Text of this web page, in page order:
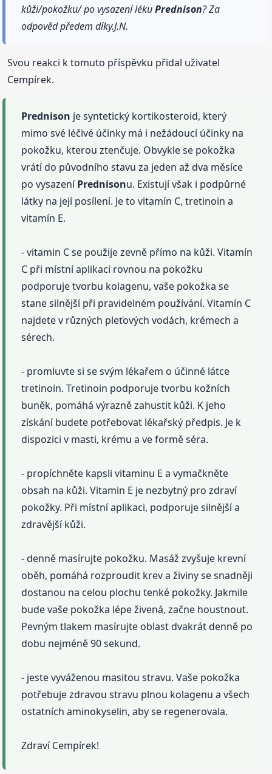
kůži/pokožku/ po vysazení lékuPrednison? Za
odpověd předem díky.J.N.
Svou reakci k tomuto příspěvku přidal uživatel
Cempírek.
Prednison je syntetický kortikosteroid, který
mimo své léčivé účinky má i nežádoucí účinky na
pokožku, kterou ztenčuje. Obvykle se pokožka
vrátí do původního stavu za jeden až dva měsíce
po vysazeníPrednisonu. Existují však i podpůrné
látky na její posílení. Je to vitamín C, tretinoin a
vitamín E.
- vitamin C se použije zevně přímo na kůži. Vitamín
C při místní aplikaci rovnou na pokožku
podporuje tvorbu kolagenu, vaše pokožka se
stane silnější při pravidelném používání. Vitamín C
najdete v různých pleťových vodách, krémech a
sérech.
- promluvte si se svým lékařem o účinné látce
tretinoin. Tretinoin podporuje tvorbu kožních
buněk, pomáhá výrazně zahustit kůži. K jeho
získání budete potřebovat lékařský předpis. Je k
dispozici v masti, krému a ve formě séra.
- propíchněte kapsli vitaminu E a vymačkněte
obsah na kůži. Vitamin E je nezbytný pro zdraví
pokožky. Při místní aplikaci, podporuje silnější a
zdravější kůži.
- denně masírujte pokožku. Masáž zvyšuje krevní
oběh, pomáhá rozproudit krev a živiny se snadněji
dostanou na celou plochu tenké pokožky. Jakmile
bude vaše pokožka lépe živená, začne houstnout.
Pevným tlakem masírujte oblast dvakrát denně po
dobu nejméně 90 sekund.
- jeste vyváženou masitou stravu. Vaše pokožka
potřebuje zdravou stravu plnou kolagenu a všech
ostatních aminokyselin, aby se regenerovala.
Zdraví Cempírek!